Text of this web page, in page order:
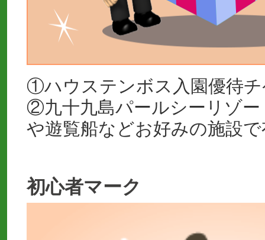
①ハウステンボス入園優待
②九十九島パールシーリゾー
や遊覧船などお好みの施設
初心者マーク